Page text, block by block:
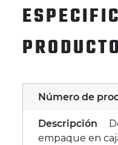
PRODUCTO
Número de
Descripción
empaque en